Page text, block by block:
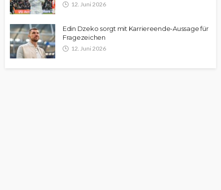
12. Juni 2026
Edin Dzeko sorgt mit Karriereende-Aussage für
Fragezeichen
12. Juni 2026